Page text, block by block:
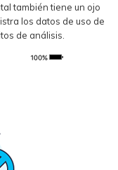
también tiene un ojo
los datos de uso de
de análisis.